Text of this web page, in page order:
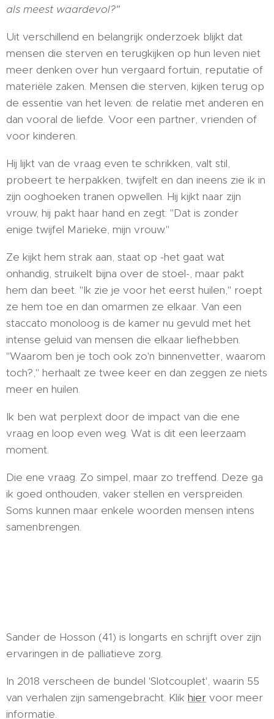
als meest waardevol?"
Uit verschillend en belangrijk onderzoek blijkt dat
mensen die sterven en terugkijken op hun leven niet
meer denken over hun vergaard fortuin, reputatie of
materiële zaken. Mensen die sterven, kijken terug op
de essentie van het leven: de relatie met anderen en
dan vooral de liefde. Voor een partner, vrienden of
voor kinderen.
Hij lijkt van de vraag even te schrikken, valt stil,
probeert te herpakken, twijfelt en dan ineens zie ik in
zijn ooghoeken tranen opwellen. Hij kijkt naar zijn
vrouw, hij pakt haar hand en zegt: "Dat is zonder
enige twijfel Marieke, mijn vrouw."
Ze kijkt hem strak aan, staat op -het gaat wat
onhandig, struikelt bijna over de stoel-, maar pakt
hem dan beet. "Ik zie je voor het eerst huilen," roept
ze hem toe en dan omarmen ze elkaar. Van een
staccato monoloog is de kamer nu gevuld met het
intense geluid van mensen die elkaar liefhebben.
"Waarom ben je toch ook zo'n binnenvetter, waarom
toch?," herhaalt ze twee keer en dan zeggen ze niets
meer en huilen.
Ik ben wat perplext door de impact van die ene
vraag en loop even weg. Wat is dit een leerzaam
moment.
Die ene vraag. Zo simpel, maar zo treffend. Deze ga
ik goed onthouden, vaker stellen en verspreiden.
Soms kunnen maar enkele woorden mensen intens
samenbrengen.
Sander de Hosson (41) is longarts en schrijft over zijn
ervaringen in de palliatieve zorg.
In 2018 verscheen de bundel 'Slotcouplet', waarin 55
van verhalen zijn samengebracht. Klik hier voor meer
informatie.